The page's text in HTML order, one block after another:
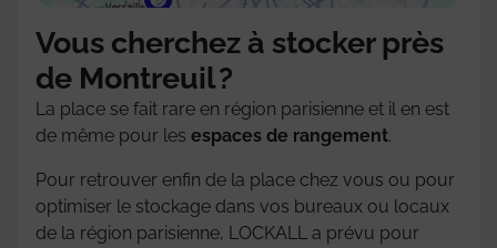
Vous cherchez à stocker près
de Montreuil ?
La place se fait rare en région parisienne et il en est
de même pour les espaces de rangement.
Pour retrouver enfin de la place chez vous ou pour
optimiser le stockage dans vos bureaux ou locaux
de la région parisienne, LOCKALL a prévu pour